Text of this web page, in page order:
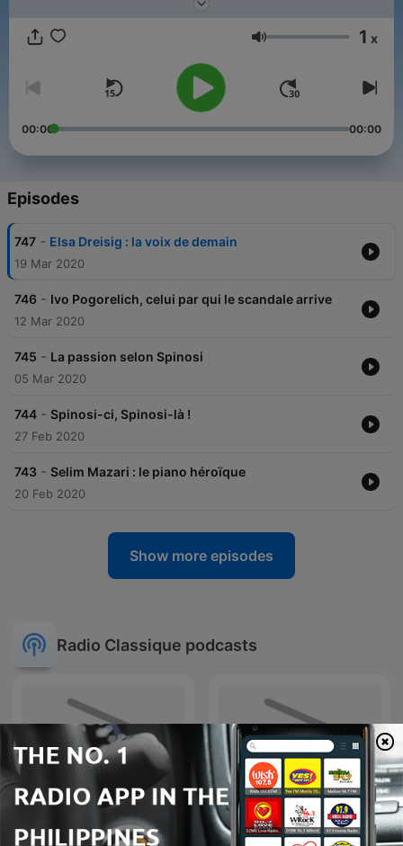
Volume 1 x
00:00 00:00
Episodes
747 - Elsa Dreisig : la voix de demain
19 Mar 2020
746 - Ivo Pogorelich, celui par qui le scandale arrive
12 Mar 2020
745 - La passion selon Spinosi
05 Mar 2020
744 - Spinosi-ci, Spinosi-là !
27 Feb 2020
743 - Selim Mazari : le piano héroïque
20 Feb 2020
Show more episodes
Radio Classique podcasts